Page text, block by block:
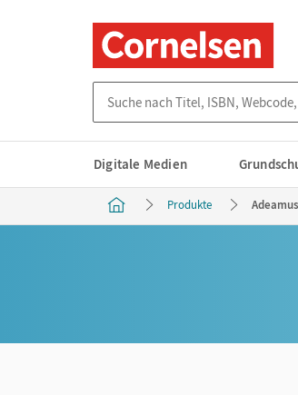
Digitale Medien
Produkte